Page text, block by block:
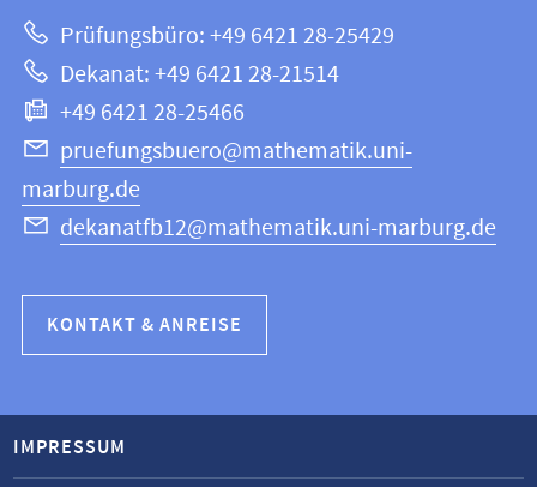
Website
und
Informatik
Prüfungsbüro: +49 6421 28-25429
Dekanat: +49 6421 28-21514
+49 6421 28-25466
pruefungsbuero@mathematik.uni-
marburg.de
dekanatfb12@mathematik.uni-marburg.de
KONTAKT & ANREISE
IMPRESSUM